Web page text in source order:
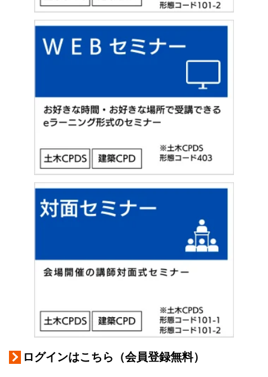
ログインはこちら（会員登録無料）